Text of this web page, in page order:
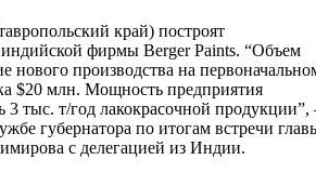
край) построят
индийской фирмы Berger Paints. “Объем
нового производства на
$20 млн. Мощность предприятия
3 тыс. т/год лакокрасочной продукции”,
губернатора по итогам встречи
с делегацией из Индии.